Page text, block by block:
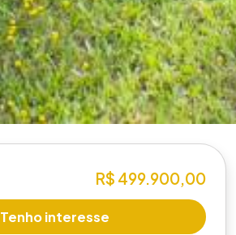
R$ 499.900,00
Tenho interesse